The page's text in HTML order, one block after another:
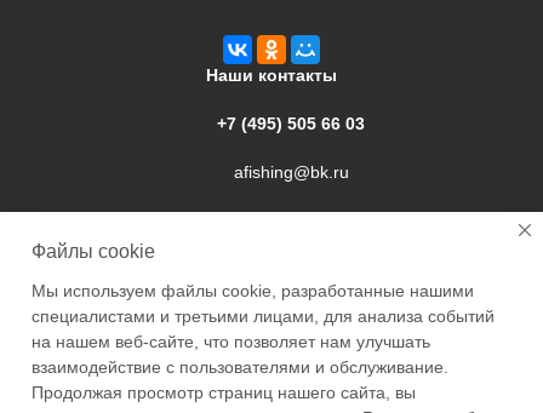
Наши контакты
+7 (495) 505 66 03
afishing@bk.ru
2026 © Academyfishing - продажа товаров для рыбалки по
Москве и России
Файлы cookie
Мы используем файлы cookie, разработанные нашими
специалистами и третьими лицами, для анализа событий
на нашем веб-сайте, что позволяет нам улучшать
взаимодействие с пользователями и обслуживание.
Продолжая просмотр страниц нашего сайта, вы